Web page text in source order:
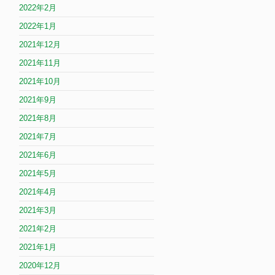
2022年2月
2022年1月
2021年12月
2021年11月
2021年10月
2021年9月
2021年8月
2021年7月
2021年6月
2021年5月
2021年4月
2021年3月
2021年2月
2021年1月
2020年12月